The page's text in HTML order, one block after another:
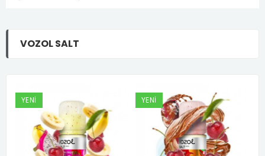
VOZOL SALT
YENI YENI